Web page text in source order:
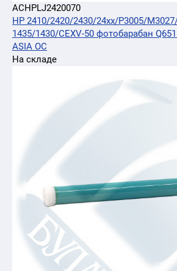
ACHPLJ2420070
HP 2410/2420/2430/24xx/P3005/
1435/1430/CEXV-50 фотобарабан
ASIA OC
На складе